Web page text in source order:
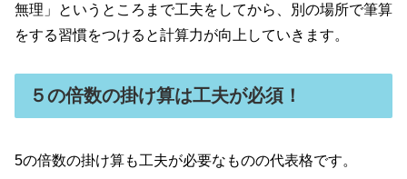
無理」というところまで工夫をしてから、別の場所で筆算
をする習慣をつけると計算力が向上していきます。
５の倍数の掛け算は工夫が必須！
5の倍数の掛け算も工夫が必要なものの代表格です。